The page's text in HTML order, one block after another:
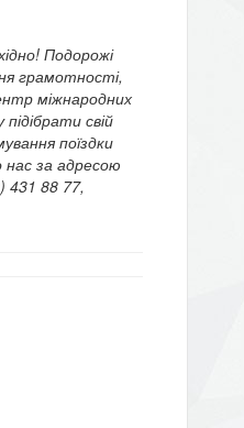
Подорожі
грамотності,
міжнародних
свій
поїздки
за адресою
431 88 77,